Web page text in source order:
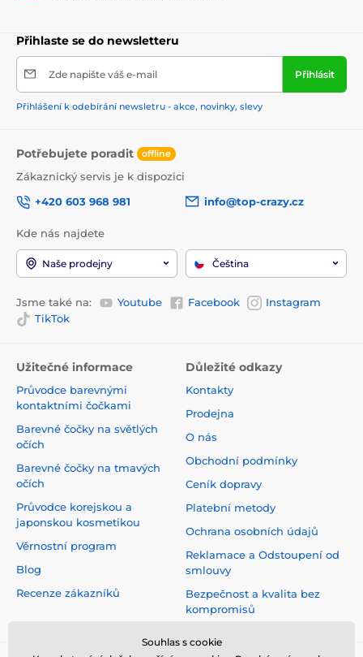
Přihlaste se do newsletteru
Zde napište váš e-mail Přihlásit
Přihlášení k odebírání newsletru - akce, novinky, slevy
Potřebujete poradit offline
Zákaznický servis je k dispozici
+420 603 968 981
info@top-crazy.cz
Kde nás najdete
Naše prodejny Čeština
Jsme také na: Youtube Facebook
Instagram
TikTok
Užitečné informace
Průvodce barevnými
kontaktními čočkami
Barevné čočky na světlých
očích
Barevné čočky na tmavých
očích
Průvodce korejskou a
japonskou kosmetikou
Věrnostní program
Blog
Recenze zákazníků
Důležité odkazy
Kontakty
Prodejna
O nás
Obchodní podmínky
Ceník dopravy
Platební metody
Ochrana osobních údajů
Reklamace a Odstoupení od
smlouvy
Bezpečnost a kvalita bez
kompromisů
Souhlas s cookie